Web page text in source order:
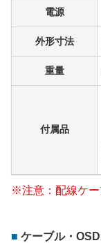
電源
外形寸法
重量
付属品
※注意：配線ケー
ケーブル・